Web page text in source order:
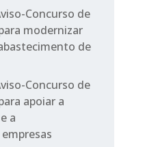
Concurso de
modernizar
de
Concurso de
apoiar a
a